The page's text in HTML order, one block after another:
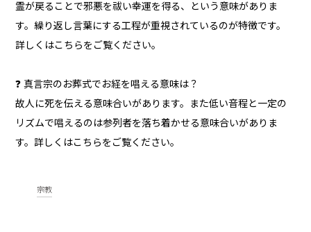
霊が戻ることで邪悪を祓い幸運を得る、という意味がありま
す。繰り返し言葉にする工程が重視されているのが特徴です。
詳しくはこちらをご覧ください。
❓ 真言宗のお葬式でお経を唱える意味は？
故人に死を伝える意味合いがあります。また低い音程と一定の
リズムで唱えるのは参列者を落ち着かせる意味合いがありま
す。詳しくはこちらをご覧ください。
宗教